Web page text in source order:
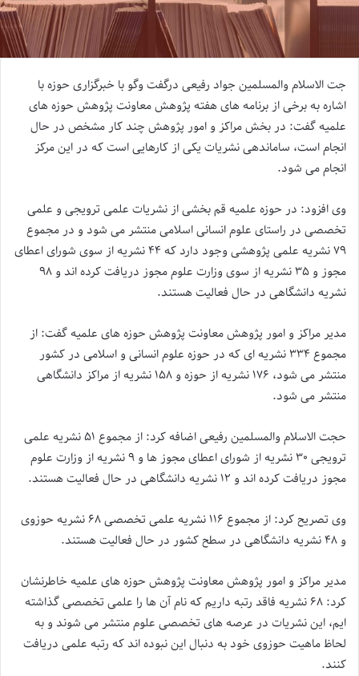
جت الاسلام والمسلمین جواد رفیعی درگفت وگو با خبرگزاری حوزه با
اشاره به برخی از برنامه های هفته پژوهش معاونت پژوهش حوزه های
علمیه گفت: در بخش مراکز و امور پژوهش چند کار مشخص در حال
انجام است، ساماندهی نشریات یکی از کارهایی است که در این مرکز
انجام می شود.
وی افزود: در حوزه علمیه قم بخشی از نشریات علمی ترویجی و علمی
تخصصی در راستای علوم انسانی اسلامی منتشر می شود و در مجموع
۷۹ نشریه علمی پژوهشی وجود دارد که ۴۴ نشریه از سوی شورای اعطای
مجوز و ۳۵ نشریه از سوی وزارت علوم مجوز دریافت کرده اند و ۹۸
نشریه دانشگاهی در حال فعالیت هستند.
مدیر مراکز و امور پژوهش معاونت پژوهش حوزه های علمیه گفت: از
مجموع ۳۳۴ نشریه ای که در حوزه علوم انسانی و اسلامی در کشور
منتشر می شود، ۱۷۶ نشریه از حوزه و ۱۵۸ نشریه از مراکز دانشگاهی
منتشر می شود.
حجت الاسلام والمسلمین رفیعی اضافه کرد: از مجموع ۵۱ نشریه علمی
ترویجی ۳۰ نشریه از شورای اعطای مجوز ها و ۹ نشریه از وزارت علوم
مجوز دریافت کرده اند و ۱۲ نشریه دانشگاهی در حال فعالیت هستند.
وی تصریح کرد: از مجموع ۱۱۶ نشریه علمی تخصصی ۶۸ نشریه حوزوی
و ۴۸ نشریه دانشگاهی در سطح کشور در حال فعالیت هستند.
مدیر مراکز و امور پژوهش معاونت پژوهش حوزه های علمیه خاطرنشان
کرد: ۶۸ نشریه فاقد رتبه داریم که نام آن ها را علمی تخصصی گذاشته
ایم، این نشریات در عرصه های تخصصی علوم منتشر می شوند و به
لحاظ ماهیت حوزوی خود به دنبال این نبوده اند که رتبه علمی دریافت
کنند.